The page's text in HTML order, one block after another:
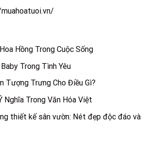
Hồng Trong Cuộc Sống
Trong Tình Yêu
Tượng Trưng Cho Điều Gì?
Nghĩa Trong Văn Hóa Việt
thiết kế sân vườn: Nét đẹp độc đáo và